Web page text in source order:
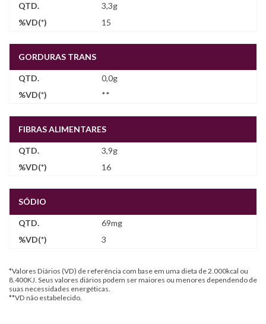
3,3g
15
GORDURAS TRANS
0,0g
**
FIBRAS ALIMENTARES
3,9g
16
SÓDIO
69mg
3
*Valores Diários (VD) de referência com base em uma dieta de 2.000kcal ou
8.400KJ. Seus valores diários podem ser maiores ou menores dependendo de
suas necessidades energéticas.
**VD não estabelecido.